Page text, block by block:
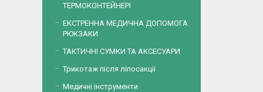
ТЕРМОКОНТЕЙНЕРІ
ЕКСТРЕННА МЕДИЧНА ДОПОМОГА
РЮКЗАКИ
ТАКТИЧНІ СУМКИ ТА АКСЕСУАРИ
Трикотаж після ліпосакції
Медичні інструменти